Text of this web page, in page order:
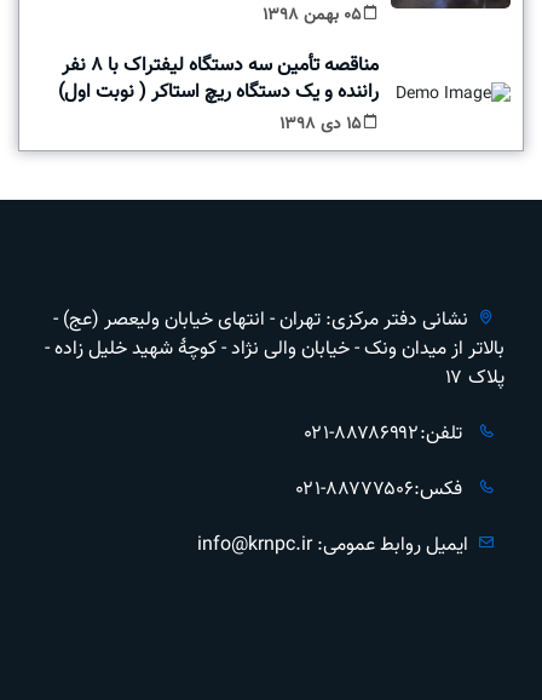
05 بهمن 1398
مناقصه تأمين سه دستگاه ليفتراک با 8 نفر
راننده و يک دستگاه ريچ استاکر ( نوبت اول)
15 دی 1398
نشانی دفتر مرکزی: تهران - انتهای خیابان ولیعصر (عج) -
بالاتر از ميدان ونک - خیابان والی نژاد - کوچهٔ شهید خلیل زاده -
پلاک ۱۷
تلفن:۸۸۷۸۶۹۹۲-۰۲۱
فکس:۸۸۷۷۷۵۰۶-۰۲۱
ایمیل روابط عمومی: info@krnpc.ir